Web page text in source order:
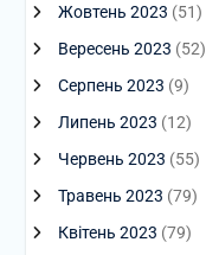
Жовтень 2023 (51)
Вересень 2023 (52)
Серпень 2023 (9)
Липень 2023 (12)
Червень 2023 (55)
Травень 2023 (79)
Квітень 2023 (79)